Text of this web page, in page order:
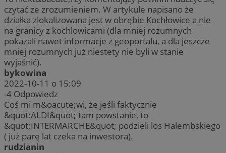
czytać ze zrozumieniem. W artykule napisano że
działka zlokalizowana jest w obrębie Kochłowice a nie
na granicy z kochlowicami (dla mniej rozumnych
pokazali nawet informacje z geoportalu, a dla jeszcze
mniej rozumnych już niestety nie byli w stanie
wyjaśnić).
bykowina
2022-10-11 o 15:09
-4 Odpowiedz
Coś mi m&oacute;wi, że jeśli faktycznie
&quot;ALDI&quot; tam powstanie, to
&quot;INTERMARCHE&quot; podzieli los Halembskiego
( już parę lat czeka na inwestora).
rudzianin